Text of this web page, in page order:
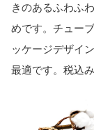
きのあるふわふ
めです。チュー
ッケージデザイ
最適です。税込